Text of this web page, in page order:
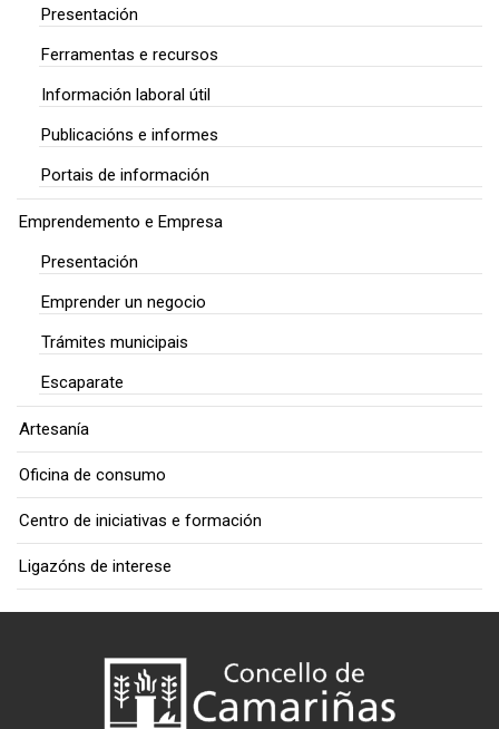
Presentación
Ferramentas e recursos
Información laboral útil
Publicacións e informes
Portais de información
Emprendemento e Empresa
Presentación
Emprender un negocio
Trámites municipais
Escaparate
Artesanía
Oficina de consumo
Centro de iniciativas e formación
Ligazóns de interese